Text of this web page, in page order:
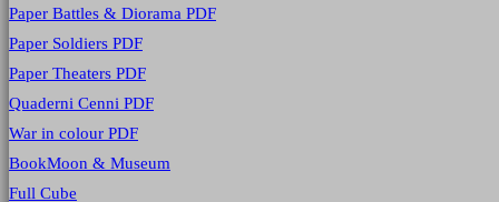
Paper Battles & Diorama PDF
Paper Soldiers PDF
Paper Theaters PDF
Quaderni Cenni PDF
War in colour PDF
BookMoon & Museum
Full Cube